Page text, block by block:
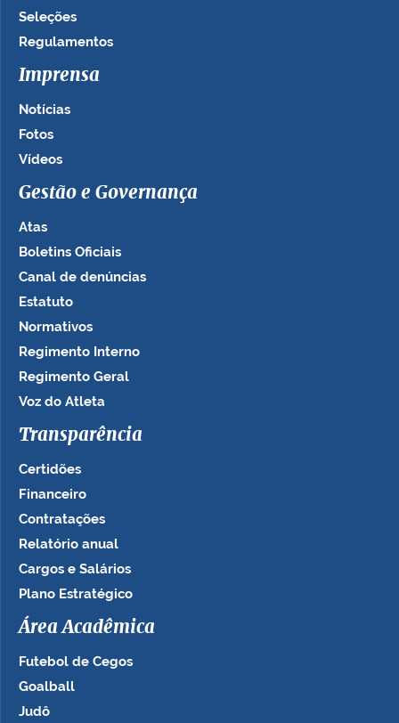
Seleções
Regulamentos
Imprensa
Notícias
Fotos
Vídeos
Gestão e Governança
Atas
Boletins Oficiais
Canal de denúncias
Estatuto
Normativos
Regimento Interno
Regimento Geral
Voz do Atleta
Transparência
Certidões
Financeiro
Contratações
Relatório anual
Cargos e Salários
Plano Estratégico
Área Acadêmica
Futebol de Cegos
Goalball
Judô